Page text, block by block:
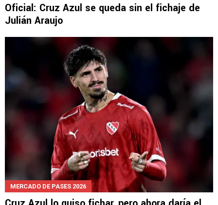
Oficial: Cruz Azul se queda sin el fichaje de
Julián Araujo
MERCADO DE PASES 2026